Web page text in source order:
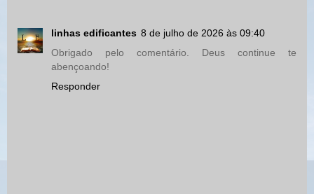
linhas edificantes 8 de julho de 2026 às 09:40
Obrigado pelo comentário. Deus continue te
abençoando!
Responder